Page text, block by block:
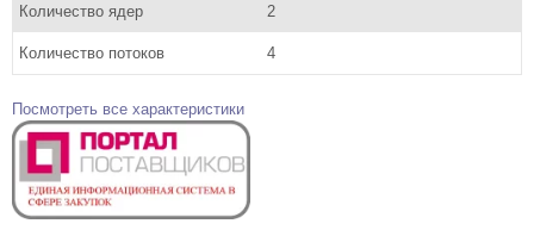
Количество ядер 2
Количество потоков 4
Посмотреть все характеристики